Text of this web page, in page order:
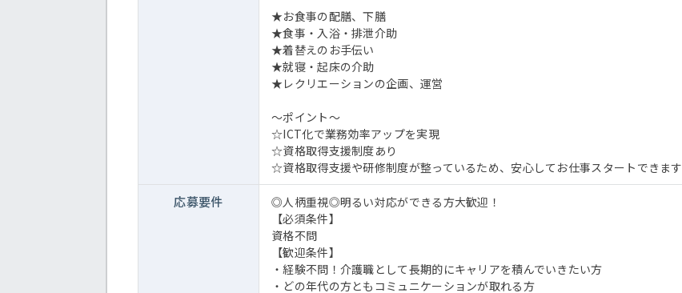
★お食事の配膳、下膳
★食事・入浴・排泄介助
★着替えのお手伝い
★就寝・起床の介助
★レクリエーションの企画、運営
～ポイント～
☆ICT化で業務効率アップを実現
☆資格取得支援制度あり
☆資格取得支援や研修制度が整っているため、安心してお仕事スタートできます
応募要件
◎人柄重視◎明るい対応ができる方大歓迎！
【必須条件】
資格不問
【歓迎条件】
・経験不問！介護職として長期的にキャリアを積んでいきたい方
・どの年代の方ともコミュニケーションが取れる方